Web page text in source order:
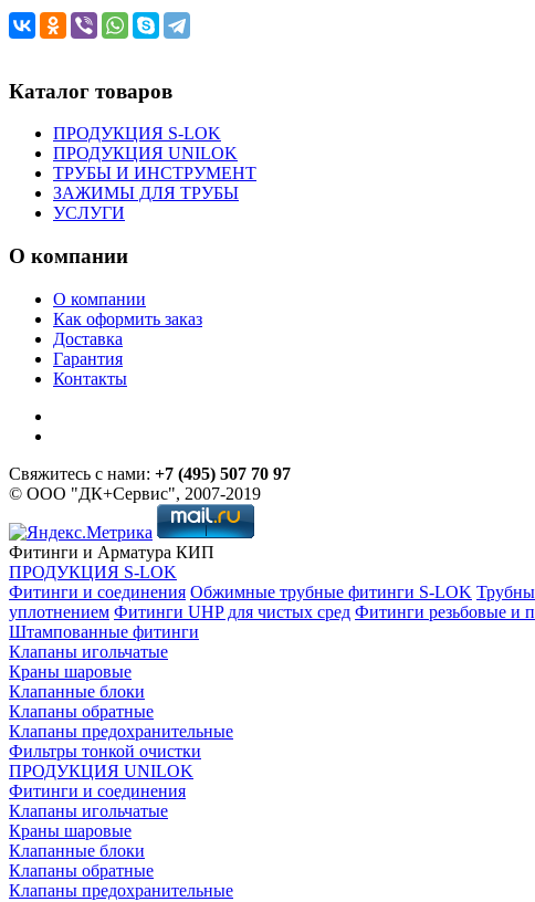
Каталог товаров
ПРОДУКЦИЯ S-LOK
ПРОДУКЦИЯ UNILOK
ТРУБЫ И ИНСТРУМЕНТ
ЗАЖИМЫ ДЛЯ ТРУБЫ
УСЛУГИ
О компании
О компании
Как оформить заказ
Доставка
Гарантия
Контакты
Свяжитесь с нами: +7 (495) 507 70 97
© ООО "ДК+Сервис", 2007-2019
Фитинги и Арматура КИП
ПРОДУКЦИЯ S-LOK
Фитинги и соединения Обжимные трубные фитинги S-LOK
уплотнением Фитинги UHP для чистых сред Фитинги резьбовые и
Штампованные фитинги
Клапаны игольчатые
Краны шаровые
Клапанные блоки
Клапаны обратные
Клапаны предохранительные
Фильтры тонкой очистки
ПРОДУКЦИЯ UNILOK
Фитинги и соединения
Клапаны игольчатые
Краны шаровые
Клапанные блоки
Клапаны обратные
Клапаны предохранительные